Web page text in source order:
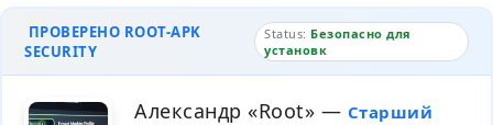
ПРОВЕРЕНО ROOT-APK
SECURITY
Status: Безопасно для
установк
Александр «Root» — Старший